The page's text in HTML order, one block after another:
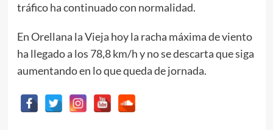
tráfico ha continuado con normalidad.
En Orellana la Vieja hoy la racha máxima de viento
ha llegado a los 78,8 km/h y no se descarta que siga
aumentando en lo que queda de jornada.